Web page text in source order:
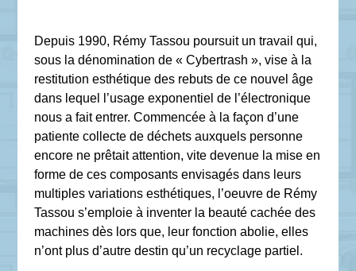
Depuis 1990, Rémy Tassou poursuit un travail qui,
sous la dénomination de « Cybertrash », vise à la
restitution esthétique des rebuts de ce nouvel âge
dans lequel l’usage exponentiel de l’électronique
nous a fait entrer. Commencée à la façon d’une
patiente collecte de déchets auxquels personne
encore ne prêtait attention, vite devenue la mise en
forme de ces composants envisagés dans leurs
multiples variations esthétiques, l’oeuvre de Rémy
Tassou s’emploie à inventer la beauté cachée des
machines dès lors que, leur fonction abolie, elles
n’ont plus d’autre destin qu’un recyclage partiel.